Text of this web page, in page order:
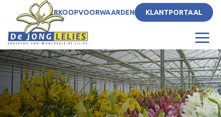
NLVERKOOPVOORWAARDEN KLANTPORTAAL